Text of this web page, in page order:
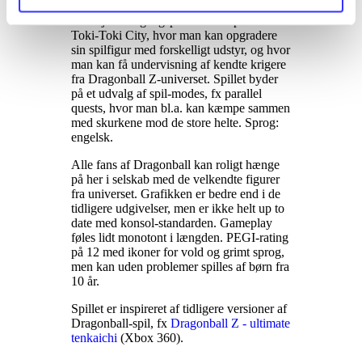
Toki-Toki City, hvor man kan opgradere
sin spilfigur med forskelligt udstyr, og hvor
man kan få undervisning af kendte krigere
fra Dragonball Z-universet. Spillet byder
på et udvalg af spil-modes, fx parallel
quests, hvor man bl.a. kan kæmpe sammen
med skurkene mod de store helte. Sprog:
engelsk.
Alle fans af Dragonball kan roligt hænge
på her i selskab med de velkendte figurer
fra universet. Grafikken er bedre end i de
tidligere udgivelser, men er ikke helt up to
date med konsol-standarden. Gameplay
føles lidt monotont i længden. PEGI-rating
på 12 med ikoner for vold og grimt sprog,
men kan uden problemer spilles af børn fra
10 år.
Spillet er inspireret af tidligere versioner af
Dragonball-spil, fx Dragonball Z - ultimate
tenkaichi (Xbox 360).